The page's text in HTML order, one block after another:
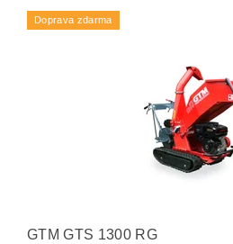
Doprava zdarma
GTM GTS 1300 RG